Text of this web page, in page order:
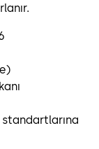
standartlarına